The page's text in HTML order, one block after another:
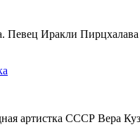
Певец Иракли
артистка СССР Вера